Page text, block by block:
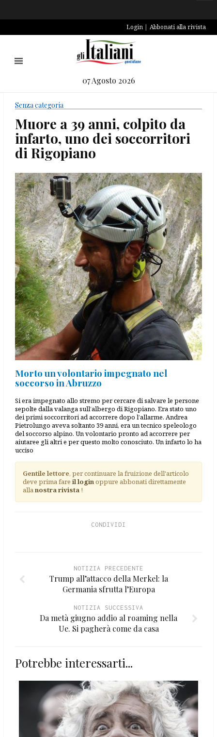
Login Abbonati alla rivista
07 Agosto 2026
Senza categoria
Muore a 39 anni, colpito da
infarto, uno dei soccorritori
di Rigopiano
Morto un volontario impegnato nel
soccorso in Abruzzo
Si era impegnato allo stremo per cercare di salvare le persone
sepolte dalla valanga sull’albergo di Rigopiano. Era stato uno
dei primi soccorritori ad accorrere dopo l’allarme. Andrea
Pietrolungo aveva soltanto 39 anni, era un tecnico speleologo
del soccorso alpino. Un volontario pronto ad accorrere per
aiutaree gli altri e per questo molto conosciuto. Un infarto lo ha
ucciso
Gentile lettore, per continuare la fruizione dell'articolo
deve prima fare il loginoppure abbonati direttamente
allanostra rivista !
CONDIVIDI
NOTIZIA PRECEDENTE
Trump all’attacco della Merkel: la
Germania sfrutta l’Europa
NOTIZIA SUCCESSIVA
Da metà giugno addio al roaming nella
Ue. Si pagherà come da casa
Potrebbe interessarti...